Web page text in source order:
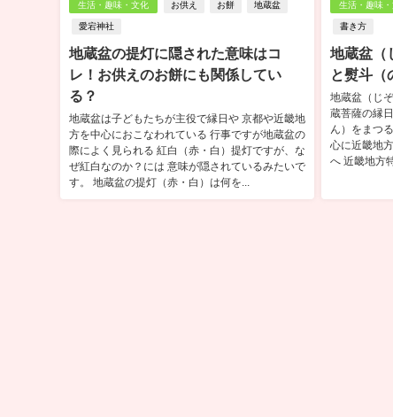
生活・趣味・文化 お供え お餅 地蔵盆
愛宕神社
地蔵盆の提灯に隠された意味はコ
レ！お供えのお餅にも関係してい
る？
地蔵盆は子どもたちが主役で縁日や 京都や近畿地
方を中心におこなわれている 行事ですが地蔵盆の
際によく見られる 紅白（赤・白）提灯ですが、な
ぜ紅白なのか？には 意味が隠されているみたいで
す。 地蔵盆の提灯（赤・白）は何を...
生活・趣味
書き方
地蔵盆（
と熨斗（
地蔵盆（じ
蔵菩薩の縁
ん）をまつ
心に近畿地
へ 近畿地方